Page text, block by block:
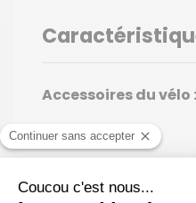
Accessoires du vélo :